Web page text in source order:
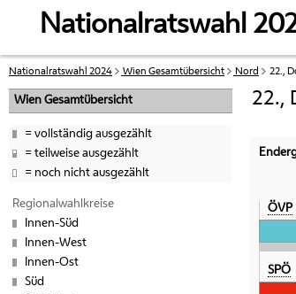
Zur Navigation
Zum Inhalt
Nationalratswahl
Ihre
Position:
Nationalratswahl 2024 Wien Gesamtübersicht Nord 22.,
22.,
ÖVP
SPÖ
Wien Gesamtübersicht
vollständig ausgezählt
teilweise ausgezählt
noch nicht ausgezählt
Regionalwahlkreise
Innen-Süd
Innen-West
Innen-Ost
Süd